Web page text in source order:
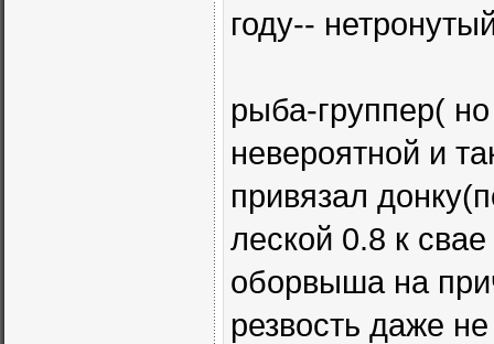
году--
рыба-группер(
невероятной и
привязал
леской 0.8 к
оборвыша на
резвость даже